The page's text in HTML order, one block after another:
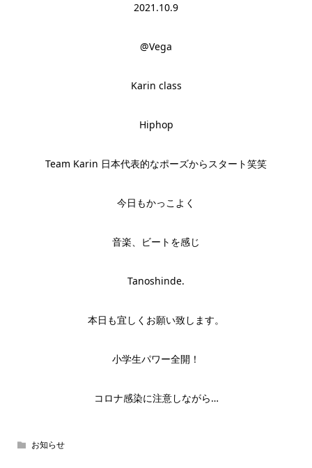
2021.10.9
@Vega
Karin class
Hiphop
Team Karin 日本代表的なポーズからスタート笑笑
今日もかっこよく
音楽、ビートを感じ
Tanoshinde.
本日も宜しくお願い致します。
小学生パワー全開！
コロナ感染に注意しながら…
お知らせ